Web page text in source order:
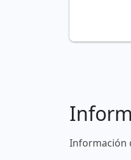
Información